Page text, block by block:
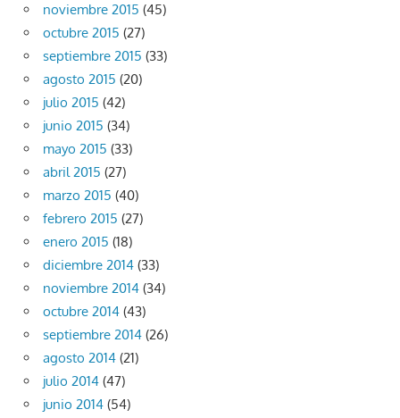
noviembre 2015 (45)
octubre 2015 (27)
septiembre 2015 (33)
agosto 2015 (20)
julio 2015 (42)
junio 2015 (34)
mayo 2015 (33)
abril 2015 (27)
marzo 2015 (40)
febrero 2015 (27)
enero 2015 (18)
diciembre 2014 (33)
noviembre 2014 (34)
octubre 2014 (43)
septiembre 2014 (26)
agosto 2014 (21)
julio 2014 (47)
junio 2014 (54)